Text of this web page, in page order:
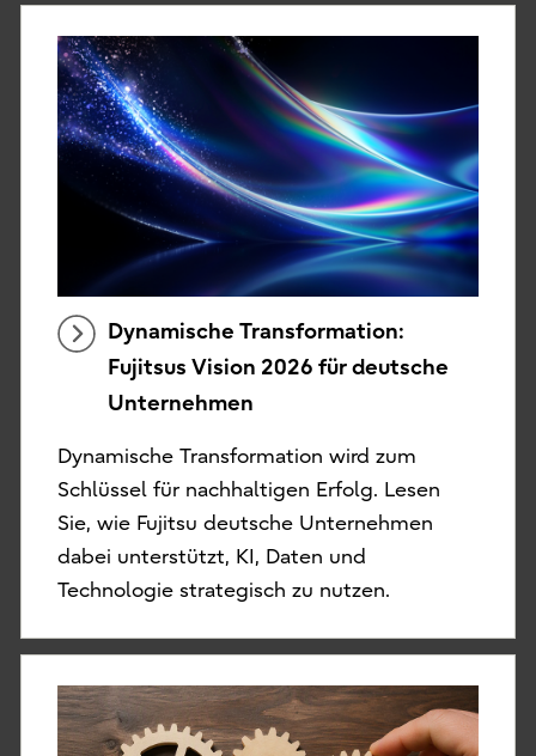
Dynamische Transformation:
Fujitsus Vision 2026 für deutsche
Unternehmen
Dynamische Transformation wird zum
Schlüssel für nachhaltigen Erfolg. Lesen
Sie, wie Fujitsu deutsche Unternehmen
dabei unterstützt, KI, Daten und
Technologie strategisch zu nutzen.